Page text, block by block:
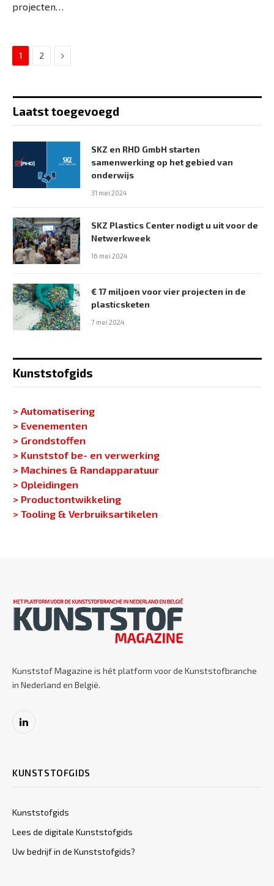
projecten…
1 2 Next
Laatst toegevoegd
SKZ en RHD GmbH starten
samenwerking op het gebied van
onderwijs
31 mei 2024
SKZ Plastics Center nodigt u uit voor de
Netwerkweek
16 mei 2024
€ 17 miljoen voor vier projecten in de
plasticsketen
7 mei 2024
Kunststofgids
> Automatisering
> Evenementen
> Grondstoffen
> Kunststof be- en verwerking
> Machines & Randapparatuur
> Opleidingen
> Productontwikkeling
> Tooling & Verbruiksartikelen
Kunststof Magazine is hét platform voor de Kunststofbranche
in Nederland en België.
LinkedIn
KUNSTSTOFGIDS
Kunststofgids
Lees de digitale Kunststofgids
Uw bedrijf in de Kunststofgids?